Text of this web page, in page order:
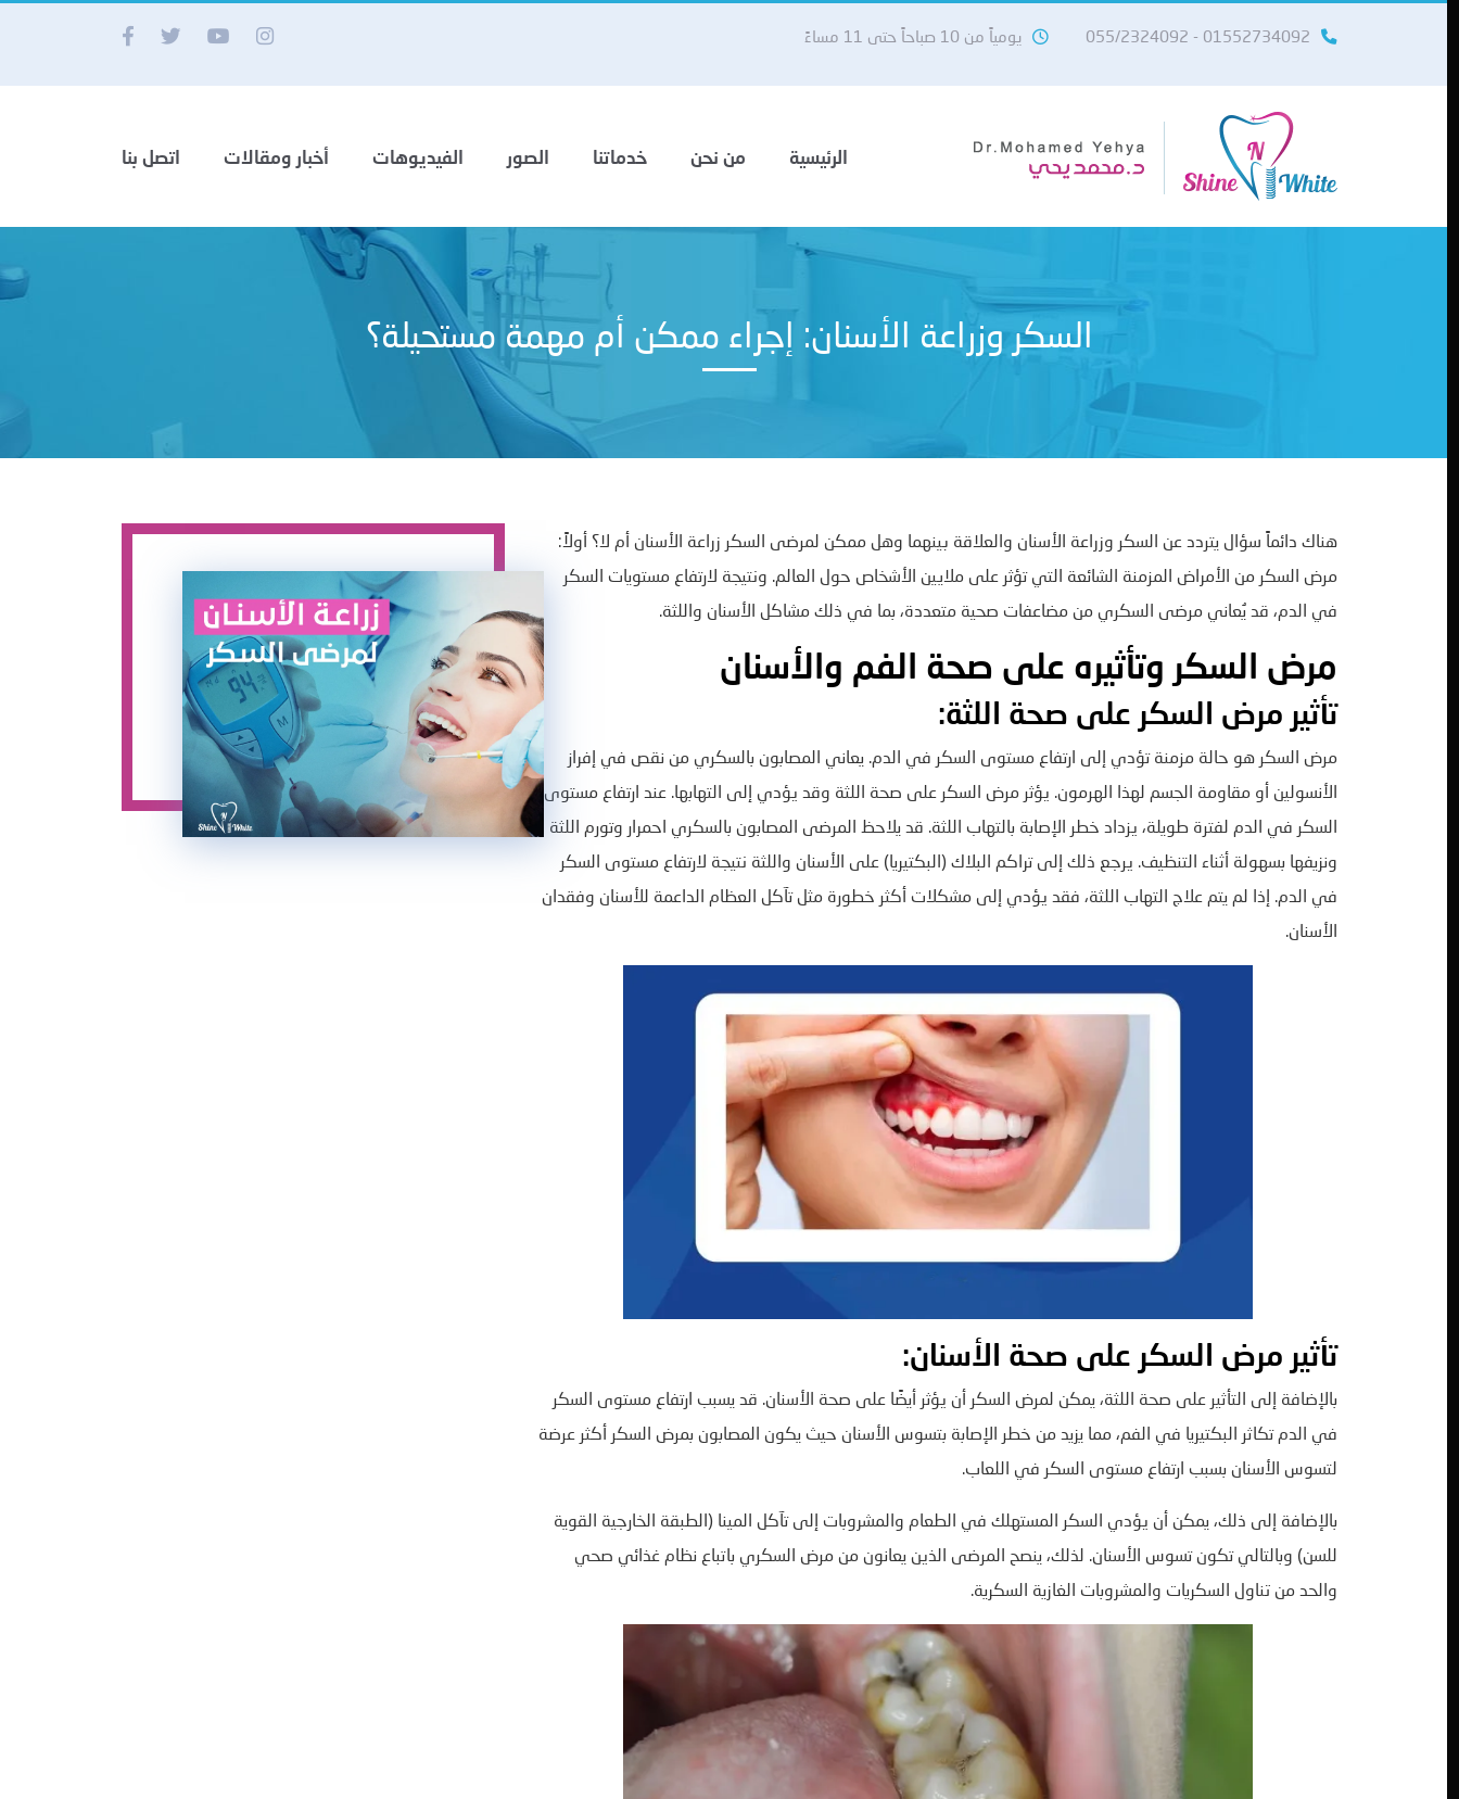
01552734092 - 055/2324092 يومياً من 10 صباحاً حتى 11 مساءً
الرئيسية من نحن خدماتنا الصور الفيديوهات أخبار ومقالات اتصل بنا
السكر وزراعة الأسنان: إجراء ممكن أم مهمة مستحيلة؟
هناك دائماً سؤال يتردد عن السكر وزراعة الأسنان والعلاقة بينهما وهل ممكن لمرضى السكر زراعة الأسنان أم لا؟ أولاً:
مرض السكر من الأمراض المزمنة الشائعة التي تؤثر على ملايين الأشخاص حول العالم. ونتيجة لارتفاع مستويات السكر
في الدم، قد يُعاني مرضى السكري من مضاعفات صحية متعددة، بما في ذلك مشاكل الأسنان واللثة.
مرض السكر وتأثيره على صحة الفم والأسنان
تأثير مرض السكر على صحة اللثة:
مرض السكر هو حالة مزمنة تؤدي إلى ارتفاع مستوى السكر في الدم. يعاني المصابون بالسكري من نقص في إفراز
الأنسولين أو مقاومة الجسم لهذا الهرمون. يؤثر مرض السكر على صحة اللثة وقد يؤدي إلى التهابها. عند ارتفاع مستوى
السكر في الدم لفترة طويلة، يزداد خطر الإصابة بالتهاب اللثة. قد يلاحظ المرضى المصابون بالسكري احمرار وتورم اللثة
ونزيفها بسهولة أثناء التنظيف. يرجع ذلك إلى تراكم البلاك (البكتيريا) على الأسنان واللثة نتيجة لارتفاع مستوى السكر
في الدم. إذا لم يتم علاج التهاب اللثة، فقد يؤدي إلى مشكلات أكثر خطورة مثل تآكل العظام الداعمة للأسنان وفقدان
الأسنان.
تأثير مرض السكر على صحة الأسنان:
بالإضافة إلى التأثير على صحة اللثة، يمكن لمرض السكر أن يؤثر أيضًا على صحة الأسنان. قد يسبب ارتفاع مستوى السكر
في الدم تكاثر البكتيريا في الفم، مما يزيد من خطر الإصابة بتسوس الأسنان حيث يكون المصابون بمرض السكر أكثر عرضة
لتسوس الأسنان بسبب ارتفاع مستوى السكر في اللعاب.
بالإضافة إلى ذلك، يمكن أن يؤدي السكر المستهلك في الطعام والمشروبات إلى تآكل المينا (الطبقة الخارجية القوية
للسن) وبالتالي تكون تسوس الأسنان. لذلك، ينصح المرضى الذين يعانون من مرض السكري باتباع نظام غذائي صحي
والحد من تناول السكريات والمشروبات الغازية السكرية.